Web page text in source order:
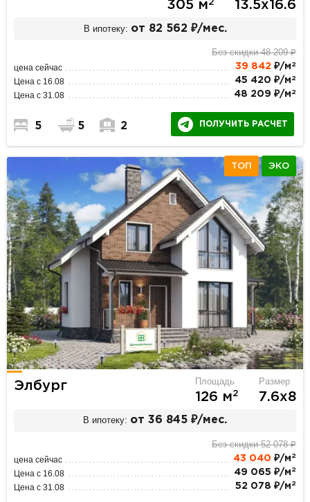
305 м2 13.5х16.6
В ипотеку: от 82 562 ₽/мес.
Без скидки 48 209 ₽
цена сейчас 39 842 ₽/м 2
Цена с 16.08 45 420 ₽/м 2
Цена с 31.08 48 209 ₽/м 2
5 5 2 ПОЛУЧИТЬ РАСЧЕТ
ТОП ЭКО
Элбург Площадь
126 м2
Размер
7.6х8
В ипотеку: от 36 845 ₽/мес.
Без скидки 52 078 ₽
цена сейчас 43 040 ₽/м 2
Цена с 16.08 49 065 ₽/м 2
Цена с 31.08 52 078 ₽/м 2